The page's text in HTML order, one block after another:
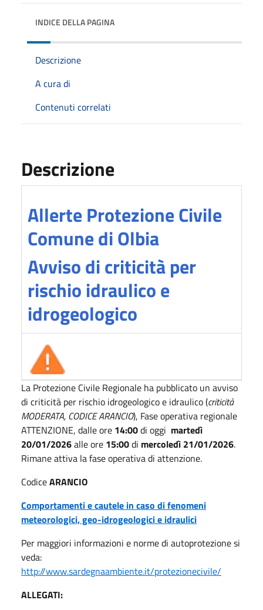
INDICE DELLA PAGINA
Descrizione
A cura di
Contenuti correlati
Descrizione
Allerte Protezione Civile
Comune di Olbia
Avviso di criticità per
rischio idraulico e
idrogeologico
La Protezione Civile Regionale ha pubblicato un avviso
di criticità per rischio idrogeologico e idraulico (criticità
MODERATA, CODICE ARANCIO), Fase operativa regionale
ATTENZIONE, dalle ore 14:00di oggi martedì
20/01/2026alle ore 15:00di mercoledì 21/01/2026.
Rimane attiva la fase operativa di attenzione.
CodiceARANCIO
Comportamenti e cautele in caso di fenomeni
meteorologici, geo-idrogeologici e idraulici
Per maggiori informazioni e norme di autoprotezione si
veda:
http://www.sardegnaambiente.it/protezionecivile/
ALLEGATI: